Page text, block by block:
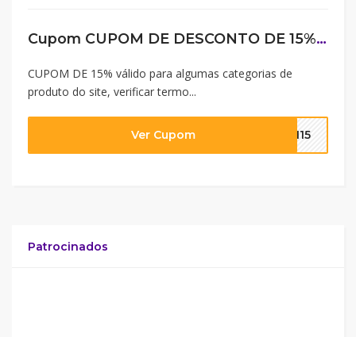
Cupom CUPOM DE DESCONTO DE 15% NO SITE DE PUMA
CUPOM DE 15% válido para algumas categorias de
produto do site, verificar termo...
Ver Cupom OM15
Patrocinados